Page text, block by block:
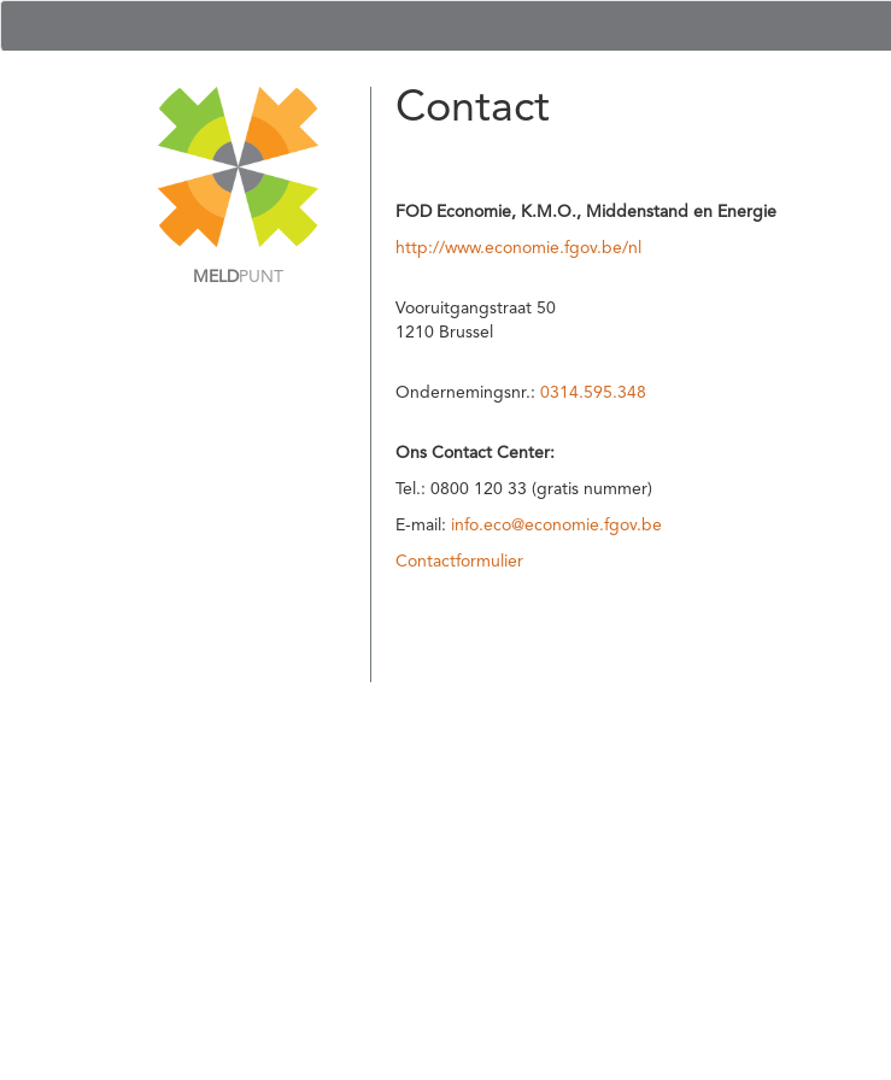
MELDPUNT
Contact
FOD Economie, K.M.O., Middenstand en Energie
http://www.economie.fgov.be/nl
Vooruitgangstraat 50
1210 Brussel
Ondernemingsnr.: 0314.595.348
Ons Contact Center:
Tel.: 0800 120 33 (gratis nummer)
E-mail: info.eco@economie.fgov.be
Contactformulier